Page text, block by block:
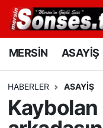
MERSİN ASAYİŞ
HABERLER ASAYİŞ
Kaybolan
MERSİN
SPOR
Mersin
Mersin